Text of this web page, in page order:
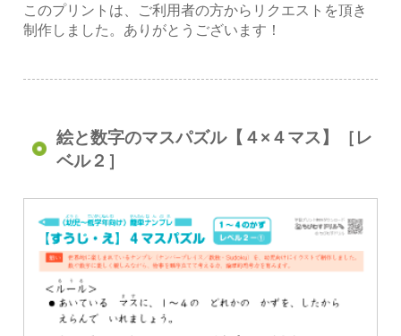
このプリントは、ご利用者の方からリクエストを頂き
制作しました。ありがとうございます！
絵と数字のマスパズル【４×４マス】［レ
ベル２］